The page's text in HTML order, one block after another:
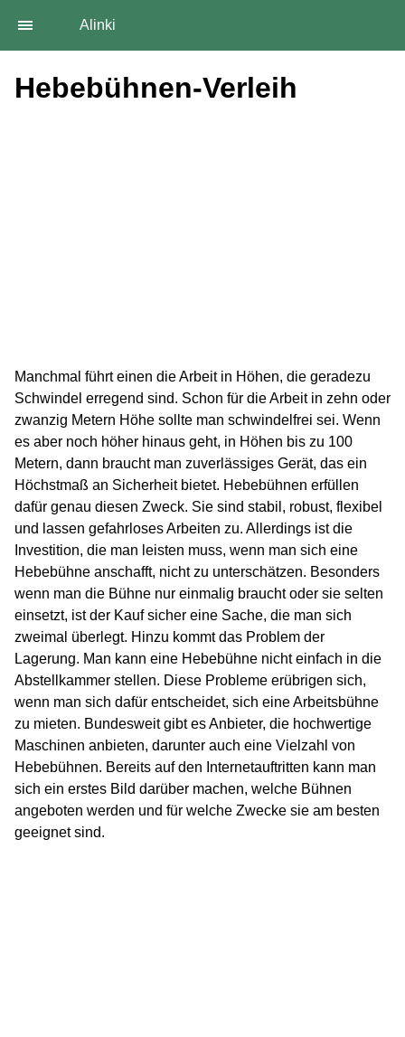
Alinki
Hebebühnen-Verleih
Manchmal führt einen die Arbeit in Höhen, die geradezu
Schwindel erregend sind. Schon für die Arbeit in zehn oder
zwanzig Metern Höhe sollte man schwindelfrei sei. Wenn
es aber noch höher hinaus geht, in Höhen bis zu 100
Metern, dann braucht man zuverlässiges Gerät, das ein
Höchstmaß an Sicherheit bietet. Hebebühnen erfüllen
dafür genau diesen Zweck. Sie sind stabil, robust, flexibel
und lassen gefahrloses Arbeiten zu. Allerdings ist die
Investition, die man leisten muss, wenn man sich eine
Hebebühne anschafft, nicht zu unterschätzen. Besonders
wenn man die Bühne nur einmalig braucht oder sie selten
einsetzt, ist der Kauf sicher eine Sache, die man sich
zweimal überlegt. Hinzu kommt das Problem der
Lagerung. Man kann eine Hebebühne nicht einfach in die
Abstellkammer stellen. Diese Probleme erübrigen sich,
wenn man sich dafür entscheidet, sich eine Arbeitsbühne
zu mieten. Bundesweit gibt es Anbieter, die hochwertige
Maschinen anbieten, darunter auch eine Vielzahl von
Hebebühnen. Bereits auf den Internetauftritten kann man
sich ein erstes Bild darüber machen, welche Bühnen
angeboten werden und für welche Zwecke sie am besten
geeignet sind.